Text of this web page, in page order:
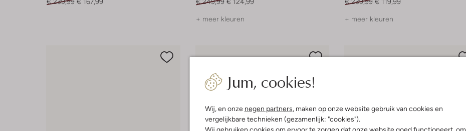
Jum, cookies!
Wij, en onze negen partners, maken op onze website gebruik van cookies en
vergelijkbare technieken (gezamenlijk: "cookies").
€ 239,99 € 167,99
€ 249,99 € 124,99
+ meer kleuren
€ 239,99 € 119,99
+ meer kleuren